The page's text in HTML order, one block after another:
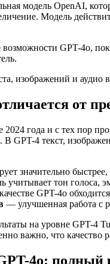
модель OpenAI,
Модель
GPT-4o,
изображений и аудио
от
года и с тех пор
GPT-4 текст,
значительно
учитывает тон голоса,
GPT-4o
— улучшенная работа с
на уровне GPT-4
важно, что
4o: полный